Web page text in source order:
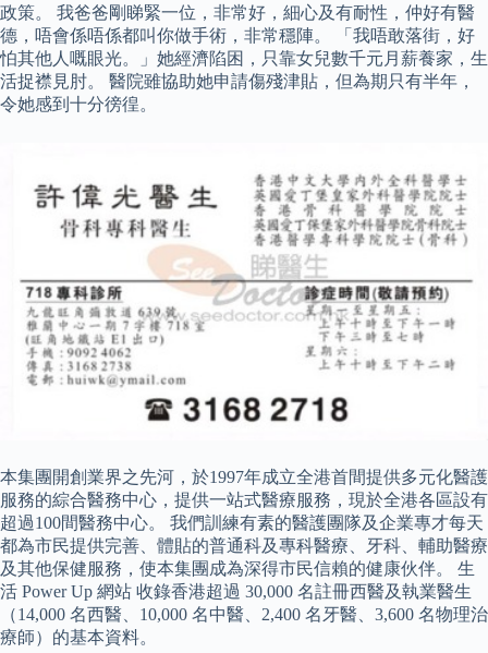
政策。 我爸爸剛睇緊一位，非常好，細心及有耐性，仲好有醫
德，唔會係唔係都叫你做手術，非常穩陣。 「我唔敢落街，好
怕其他人嘅眼光。」她經濟陷困，只靠女兒數千元月薪養家，生
活捉襟見肘。 醫院雖協助她申請傷殘津貼，但為期只有半年，
令她感到十分徬徨。
本集團開創業界之先河，於1997年成立全港首間提供多元化醫護
服務的綜合醫務中心，提供一站式醫療服務，現於全港各區設有
超過100間醫務中心。 我們訓練有素的醫護團隊及企業專才每天
都為市民提供完善、體貼的普通科及專科醫療、牙科、輔助醫療
及其他保健服務，使本集團成為深得市民信賴的健康伙伴。 生
活 Power Up 網站 收錄香港超過 30,000 名註冊西醫及執業醫生
（14,000 名西醫、10,000 名中醫、2,400 名牙醫、3,600 名物理治
療師）的基本資料。